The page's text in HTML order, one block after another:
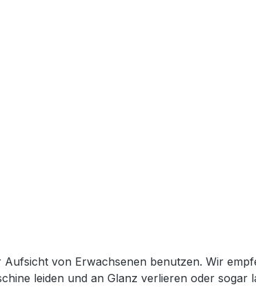
von Erwachsenen benutzen. Wir
leiden und an Glanz verlieren oder